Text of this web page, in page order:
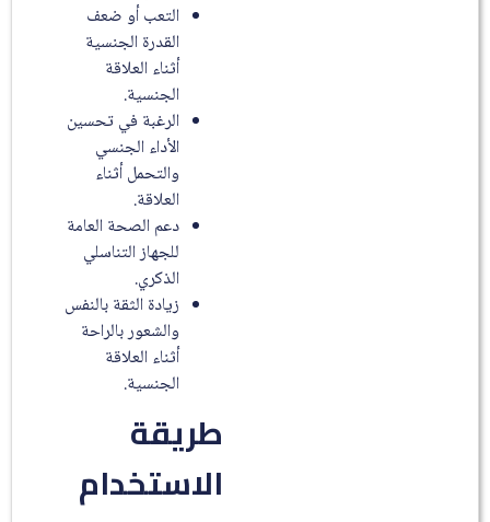
التعب أو ضعف
القدرة الجنسية
أثناء العلاقة
الجنسية.
الرغبة في تحسين
الأداء الجنسي
والتحمل أثناء
العلاقة.
دعم الصحة العامة
للجهاز التناسلي
الذكري.
زيادة الثقة بالنفس
والشعور بالراحة
أثناء العلاقة
الجنسية.
طريقة
الاستخدام